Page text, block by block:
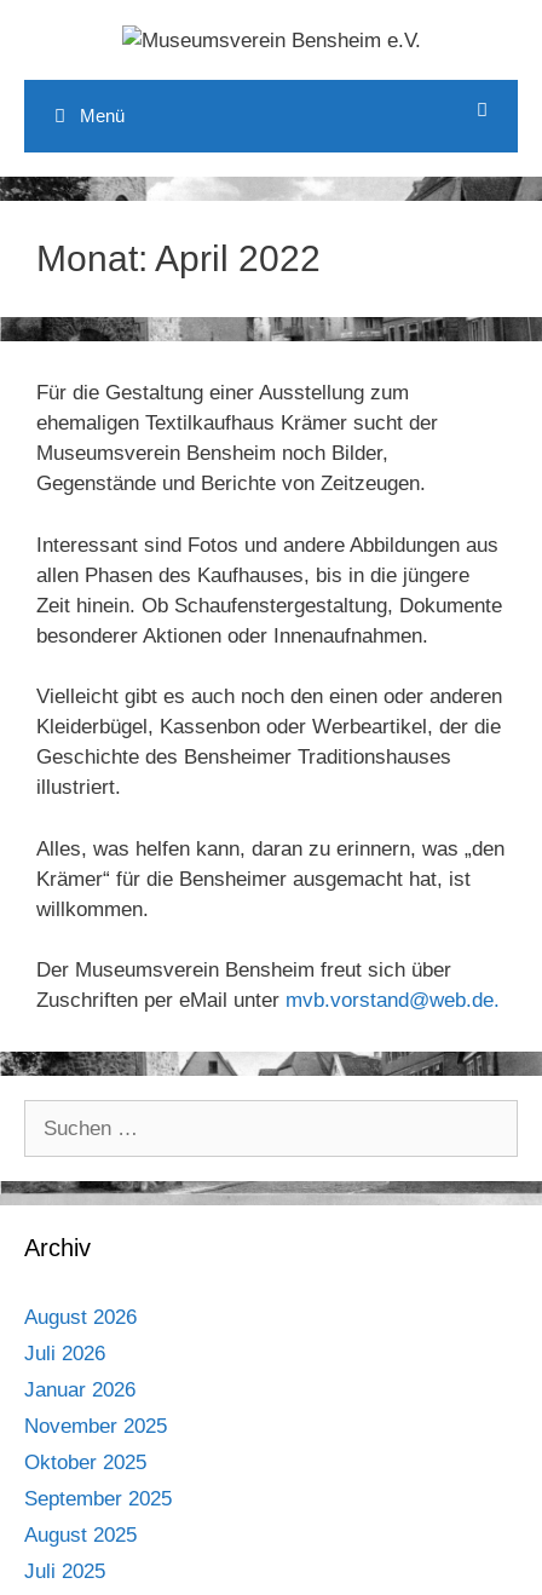
springen
Menü
Monat: April 2022
Für die Gestaltung einer Ausstellung zum
ehemaligen Textilkaufhaus Krämer sucht der
Museumsverein Bensheim noch Bilder,
Gegenstände und Berichte von Zeitzeugen.
Interessant sind Fotos und andere Abbildungen aus
allen Phasen des Kaufhauses, bis in die jüngere
Zeit hinein. Ob Schaufenstergestaltung, Dokumente
besonderer Aktionen oder Innenaufnahmen.
Vielleicht gibt es auch noch den einen oder anderen
Kleiderbügel, Kassenbon oder Werbeartikel, der die
Geschichte des Bensheimer Traditionshauses
illustriert.
Alles, was helfen kann, daran zu erinnern, was „den
Krämer“ für die Bensheimer ausgemacht hat, ist
willkommen.
Der Museumsverein Bensheim freut sich über
Zuschriften per eMail unter mvb.vorstand@web.de.
Archiv
August 2026
Juli 2026
Januar 2026
November 2025
Oktober 2025
September 2025
August 2025
Juli 2025